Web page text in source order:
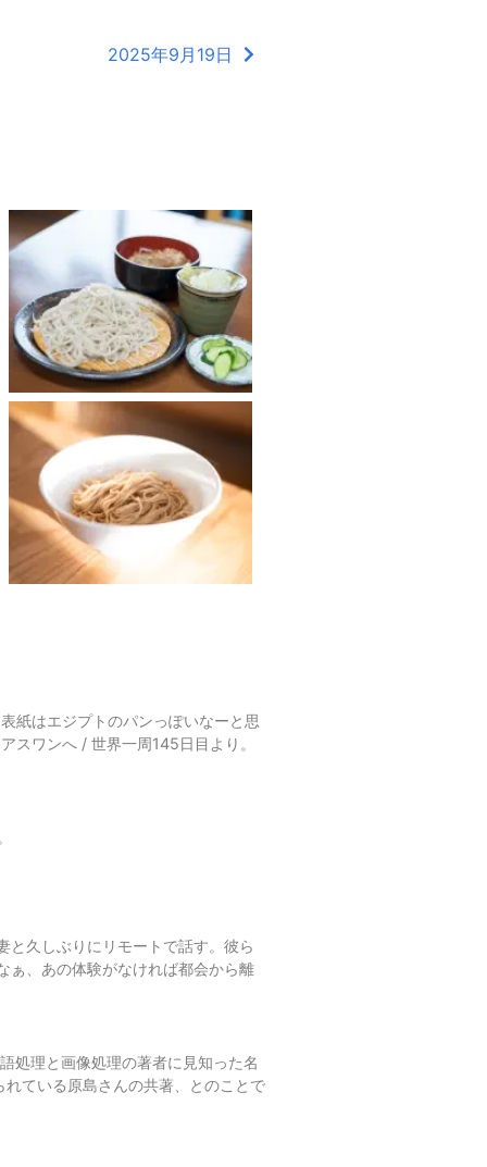
2025年9月19日
紙はエジプトのパンっぽいなーと思
ワンへ / 世界一周145日目より。
と久しぶりにリモートで話す。彼ら
ぁ、あの体験がなければ都会から離
処理と画像処理の著者に見知った名
ている原島さんの共著、とのことで